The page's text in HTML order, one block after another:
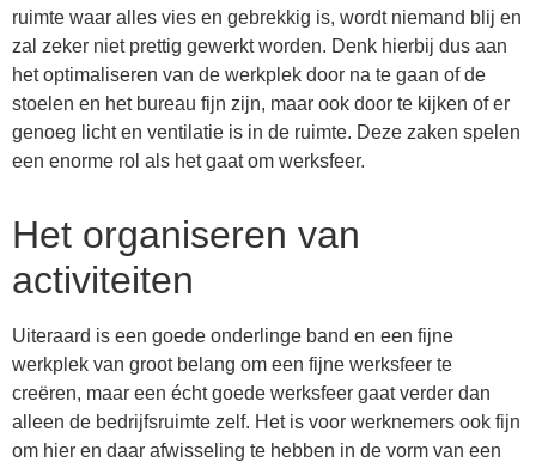
ruimte waar alles vies en gebrekkig is, wordt niemand blij en
zal zeker niet prettig gewerkt worden. Denk hierbij dus aan
het optimaliseren van de werkplek door na te gaan of de
stoelen en het bureau fijn zijn, maar ook door te kijken of er
genoeg licht en ventilatie is in de ruimte. Deze zaken spelen
een enorme rol als het gaat om werksfeer.
Het organiseren van
activiteiten
Uiteraard is een goede onderlinge band en een fijne
werkplek van groot belang om een fijne werksfeer te
creëren, maar een écht goede werksfeer gaat verder dan
alleen de bedrijfsruimte zelf. Het is voor werknemers ook fijn
om hier en daar afwisseling te hebben in de vorm van een